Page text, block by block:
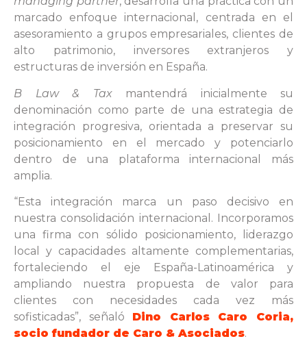
marcado enfoque internacional, centrada en el
asesoramiento a grupos empresariales, clientes de
alto patrimonio, inversores extranjeros y
estructuras de inversión en España.
B Law & Taxmantendrá inicialmente su
denominación como parte de una estrategia de
integración progresiva, orientada a preservar su
posicionamiento en el mercado y potenciarlo
dentro de una plataforma internacional más
amplia.
“Esta integración marca un paso decisivo en
nuestra consolidación internacional. Incorporamos
una firma con sólido posicionamiento, liderazgo
local y capacidades altamente complementarias,
fortaleciendo el eje España-Latinoamérica y
ampliando nuestra propuesta de valor para
clientes con necesidades cada vez más
sofisticadas”, señaló Dino Carlos Caro Coria,
socio fundador de Caro & Asociados.